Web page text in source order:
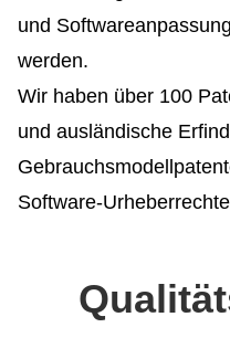
und
werden.
Wir haben über 100
und ausländische
Software-